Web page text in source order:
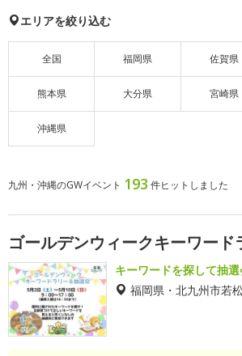
エリアを絞り込む
全国 福岡県 佐賀県
熊本県 大分県 宮崎県
沖縄県
九州・沖縄のGWイベント 193 件ヒットしました
ゴールデンウィークキーワード
キーワードを探して抽
福岡県・北九州市若